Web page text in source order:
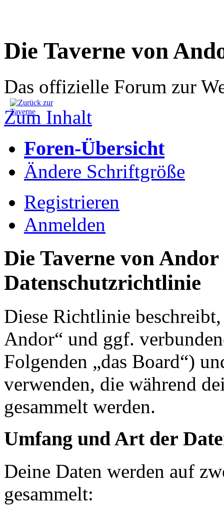
Die Taverne von
Das offizielle Forum zur
Zum Inhalt
Foren-Übersicht
Ändere Schriftgröße
Registrieren
Anmelden
Die Taverne von Andor
Datenschutzrichtlinie
Diese Richtlinie
Andor“ und ggf.
Folgenden „das Board“)
verwenden, die während
gesammelt werden.
Umfang und Art der
Deine Daten werden auf
gesammelt: